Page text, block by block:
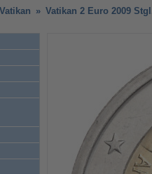
Vatikan » Vatikan 2 Euro 2009